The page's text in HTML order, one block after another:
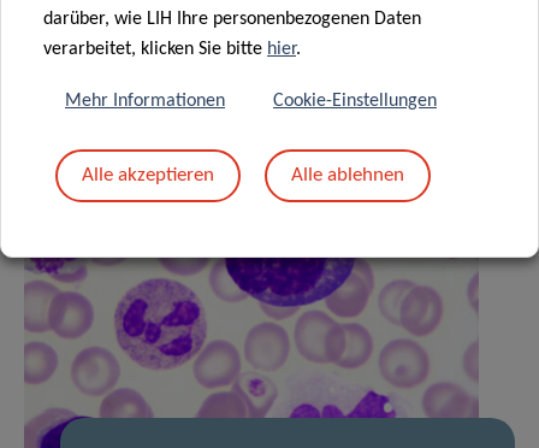
darüber, wie LIH Ihre personenbezogenen Daten
verarbeitet, klicken Sie bitte hier.
Mehr Informationen Cookie-Einstellungen
Alle akzeptieren Alle ablehnen